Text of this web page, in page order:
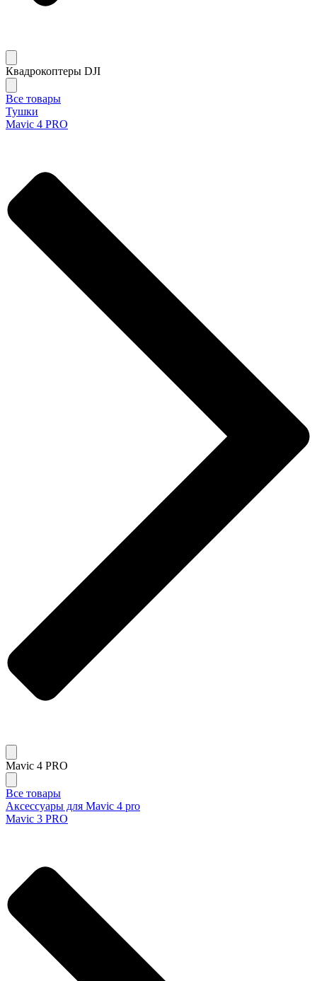
Квадрокоптеры DJI
Все товары
Тушки
Mavic 4 PRO
Mavic 4 PRO
Все товары
Аксессуары для Mavic 4 pro
Mavic 3 PRO